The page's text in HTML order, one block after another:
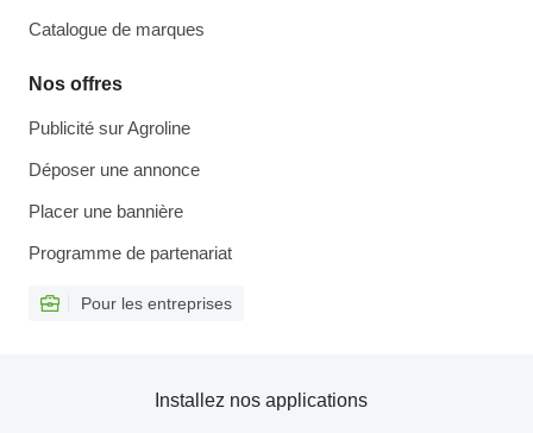
Catalogue de marques
Nos offres
Publicité sur Agroline
Déposer une annonce
Placer une bannière
Programme de partenariat
Pour les entreprises
Installez nos applications